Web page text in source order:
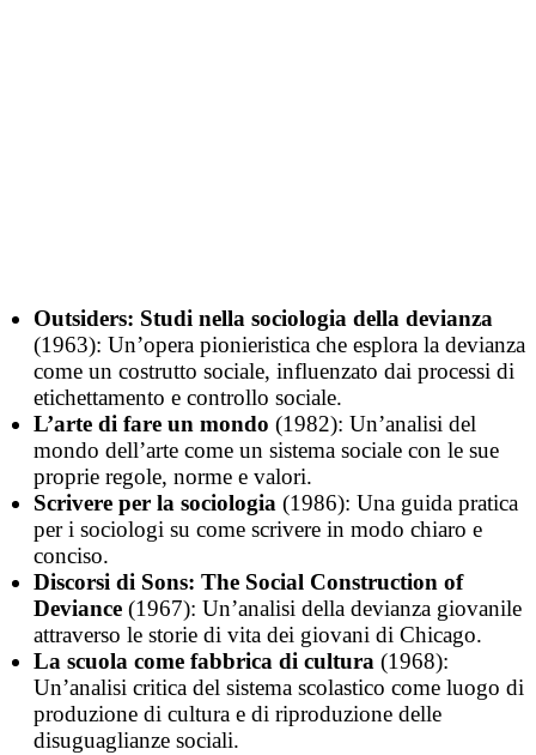
Outsiders: Studi nella sociologia della devianza
(1963): Un’opera pionieristica che esplora la devianza
come un costrutto sociale, influenzato dai processi di
etichettamento e controllo sociale.
L’arte di fare un mondo (1982): Un’analisi del
mondo dell’arte come un sistema sociale con le sue
proprie regole, norme e valori.
Scrivere per la sociologia (1986): Una guida pratica
per i sociologi su come scrivere in modo chiaro e
conciso.
Discorsi di Sons: The Social Construction of
Deviance (1967): Un’analisi della devianza giovanile
attraverso le storie di vita dei giovani di Chicago.
La scuola come fabbrica di cultura (1968):
Un’analisi critica del sistema scolastico come luogo di
produzione di cultura e di riproduzione delle
disuguaglianze sociali.